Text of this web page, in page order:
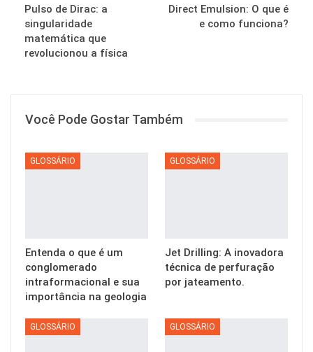
Pulso de Dirac: a
singularidade
matemática que
revolucionou a física
Direct Emulsion: O que é
e como funciona?
Você Pode Gostar Também
GLOSSÁRIO
Entenda o que é um
conglomerado
intraformacional e sua
importância na geologia
GLOSSÁRIO
Jet Drilling: A inovadora
técnica de perfuração
por jateamento.
GLOSSÁRIO GLOSSÁRIO